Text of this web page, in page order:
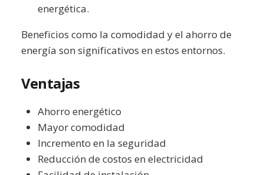
energética.
Beneficios como la comodidad y el ahorro de
energía son significativos en estos entornos.
Ventajas
Ahorro energético
Mayor comodidad
Incremento en la seguridad
Reducción de costos en electricidad